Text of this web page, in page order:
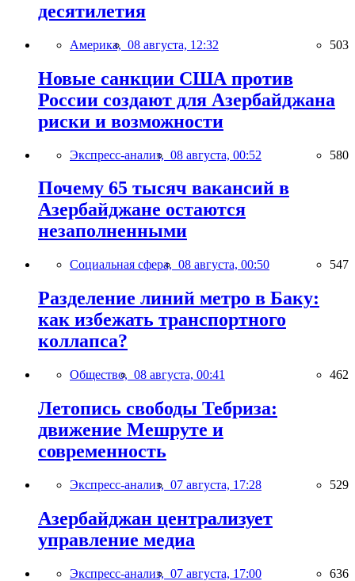
десятилетия
Америка, 08 августа, 12:32 503
Новые санкции США против
России создают для Азербайджана
риски и возможности
Экспресс-анализ, 08 августа, 00:52 580
Почему 65 тысяч вакансий в
Азербайджане остаются
незаполненными
Социальная сфера, 08 августа, 00:50 547
Разделение линий метро в Баку:
как избежать транспортного
коллапса?
Общество, 08 августа, 00:41 462
Летопись свободы Тебриза:
движение Мешруте и
современность
Экспресс-анализ, 07 августа, 17:28 529
Азербайджан централизует
управление медиа
Экспресс-анализ, 07 августа, 17:00 636